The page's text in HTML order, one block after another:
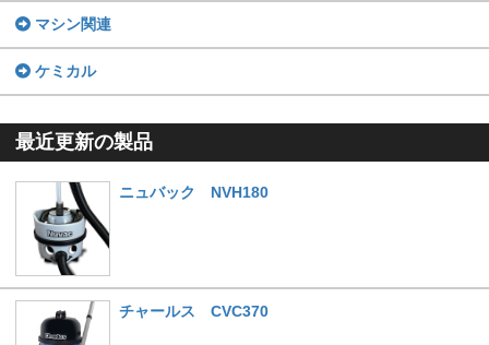
マシン関連
ケミカル
最近更新の製品
ニュバック NVH180
チャールス CVC370